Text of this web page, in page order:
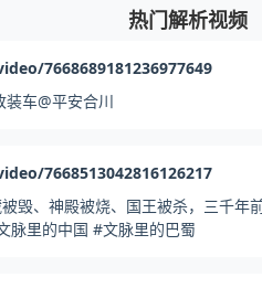
热门解析视频
7668689181236977649
车@平安合川
7668513042816126217
毁、神殿被烧、国王被杀，三千
脉里的中国 #文脉里的巴蜀